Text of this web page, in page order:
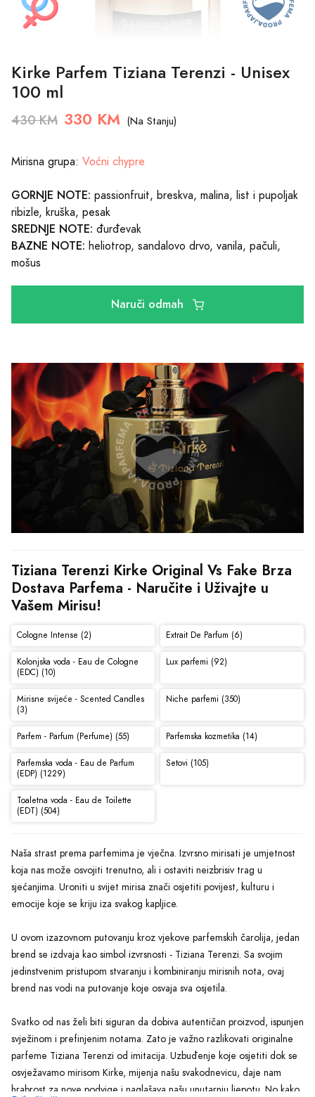
Kirke Parfem Tiziana Terenzi - Unisex
100 ml
430 KM 330 KM (Na Stanju)
Mirisna grupa: Voćni chypre
GORNJE NOTE: passionfruit, breskva, malina, list i pupoljak
ribizle, kruška, pesak
SREDNJE NOTE: đurđevak
BAZNE NOTE: heliotrop, sandalovo drvo, vanila, pačuli,
mošus
Naruči odmah
Tiziana Terenzi Kirke Original Vs Fake Brza
Dostava Parfema - Naručite i Uživajte u
Vašem Mirisu!
Cologne Intense (2) Extrait De Parfum (6)
Kolonjska voda - Eau de Cologne
(EDC) (10)
Lux parfemi (92)
Mirisne svijeće - Scented Candles
(3)
Niche parfemi (350)
Parfem - Parfum (Perfume) (55) Parfemska kozmetika (14)
Parfemska voda - Eau de Parfum
(EDP) (1229)
Setovi (105)
Toaletna voda - Eau de Toilette
(EDT) (504)
Naša strast prema parfemima je vječna. Izvrsno mirisati je umjetnost
koja nas može osvojiti trenutno, ali i ostaviti neizbrisiv trag u
sjećanjima. Uroniti u svijet mirisa znači osjetiti povijest, kulturu i
emocije koje se kriju iza svakog kapljice.
U ovom izazovnom putovanju kroz vjekove parfemskih čarolija, jedan
brend se izdvaja kao simbol izvrsnosti - Tiziana Terenzi. Sa svojim
jedinstvenim pristupom stvaranju i kombiniranju mirisnih nota, ovaj
brend nas vodi na putovanje koje osvaja sva osjetila.
Svatko od nas želi biti siguran da dobiva autentičan proizvod, ispunjen
svježinom i prefinjenim notama. Zato je važno razlikovati originalne
parfeme Tiziana Terenzi od imitacija. Uzbuđenje koje osjetiti dok se
osvježavamo mirisom Kirke, mijenja našu svakodnevicu, daje nam
hrabrost za nove podvige i naglašava našu unutarnju ljepotu. No kako